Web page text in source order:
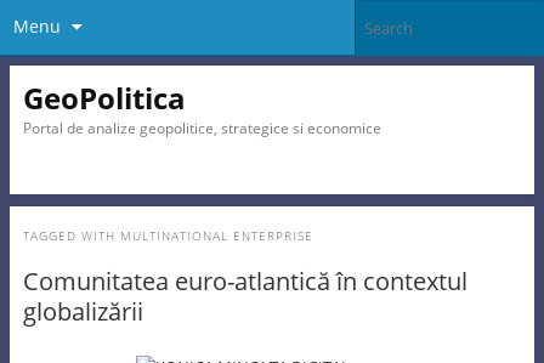
Menu
GeoPolitica
Portal de analize geopolitice, strategice si economice
TAGGED WITH MULTINATIONAL ENTERPRISE
Comunitatea euro-atlantică în contextul
globalizării